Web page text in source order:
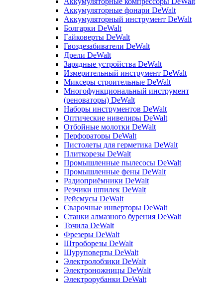
Аккумуляторные фонари DeWalt
Аккумуляторный инструмент DeWalt
Болгарки DeWalt
Гайковерты DeWalt
Гвоздезабиватели DeWalt
Дрели DeWalt
Зарядные устройства DeWalt
Измерительный инструмент DeWalt
Миксеры строительные DeWalt
Многофункциональный инструмент
(реноваторы) DeWalt
Наборы инструментов DeWalt
Оптические нивелиры DeWalt
Отбойные молотки DeWalt
Перфораторы DeWalt
Пистолеты для герметика DeWalt
Плиткорезы DeWalt
Промышленные пылесосы DeWalt
Промышленные фены DeWalt
Радиоприёмники DeWalt
Резчики шпилек DeWalt
Рейсмусы DeWalt
Сварочные инверторы DeWalt
Станки алмазного бурения DeWalt
Точила DeWalt
Фрезеры DeWalt
Штроборезы DeWalt
Шуруповерты DeWalt
Электролобзики DeWalt
Электроножницы DeWalt
Электрорубанки DeWalt